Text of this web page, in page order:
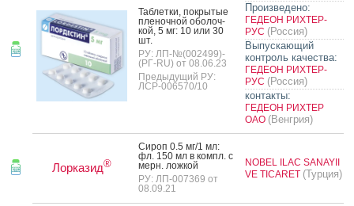
Таб­летки, пок­ры­тые
пле­ноч­ной обо­лоч­
кой, 5 мг: 10 или 30
шт.
РУ: ЛП-№(002499)-
(РГ-RU) от 08.06.23
Предыдущий РУ:
ЛСР-006570/10
Произведено:
ГЕДЕОН РИХТЕР-
РУС (Россия)
Выпускающий
контроль качества:
ГЕДЕОН РИХТЕР-
РУС (Россия)
контакты:
ГЕДЕОН РИХТЕР
ОАО (Венгрия)
Лорказид®
Си­роп 0.5 мг/1 мл:
фл. 150 мл в компл. с
мерн. лож­кой
РУ: ЛП-007369 от
08.09.21
NOBEL ILAC SANAYII
VE TICARET (Турция)